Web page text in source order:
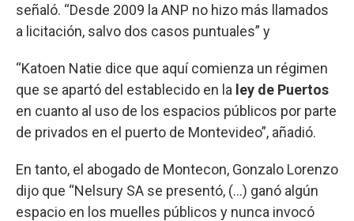
señaló. “Desde 2009 la ANP no hizo más llamados
a licitación, salvo dos casos puntuales” y
“Katoen Natie dice que aquí comienza un régimen
que se apartó del establecido en la ley de Puertos
en cuanto al uso de los espacios públicos por parte
de privados en el puerto de Montevideo”, añadió.
En tanto, el abogado de Montecon, Gonzalo Lorenzo
dijo que “Nelsury SA se presentó, (...) ganó algún
espacio en los muelles públicos y nunca invocó